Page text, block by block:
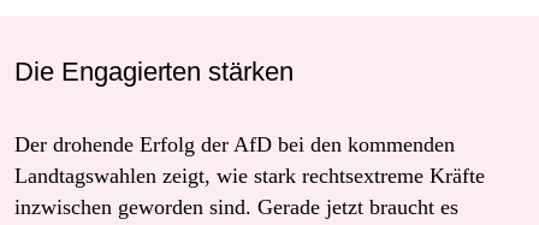
Die Engagierten stärken
Der drohende Erfolg der AfD bei den kommenden
Landtagswahlen zeigt, wie stark rechtsextreme Kräfte
inzwischen geworden sind. Gerade jetzt braucht es